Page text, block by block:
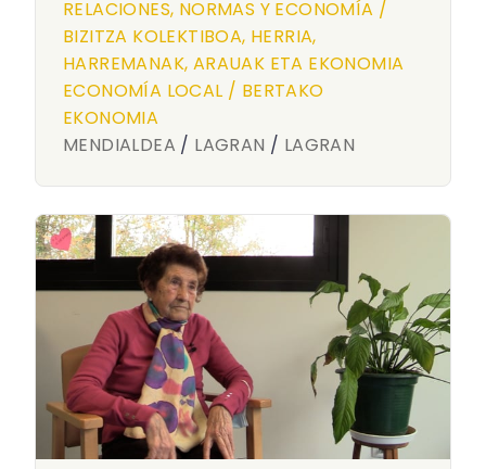
RELACIONES, NORMAS Y ECONOMÍA /
BIZITZA KOLEKTIBOA, HERRIA,
HARREMANAK, ARAUAK ETA EKONOMIA
ECONOMÍA LOCAL / BERTAKO
EKONOMIA
MENDIALDEA / LAGRAN / LAGRAN